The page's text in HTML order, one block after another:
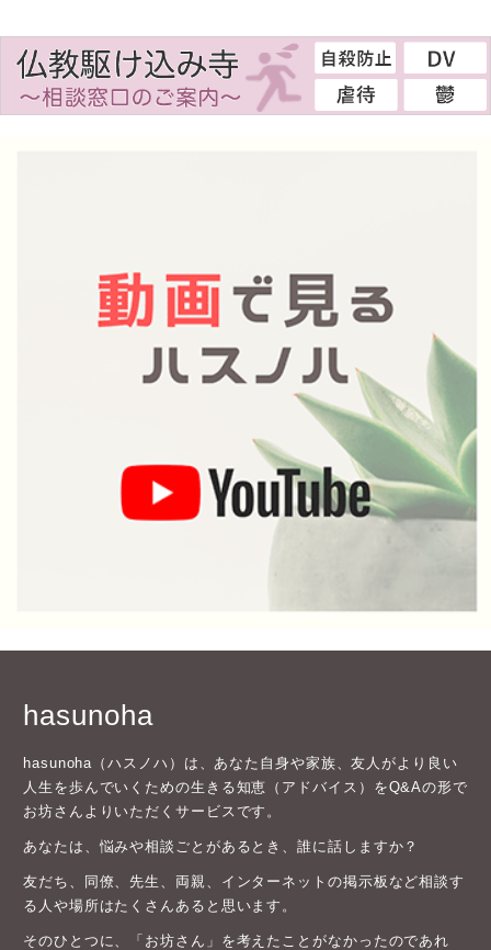
hasunoha
hasunoha（ハスノハ）は、あなた自身や家族、友人がより良い
人生を歩んでいくための生きる知恵（アドバイス）をQ&Aの形で
お坊さんよりいただくサービスです。
あなたは、悩みや相談ごとがあるとき、誰に話しますか？
友だち、同僚、先生、両親、インターネットの掲示板など相談す
る人や場所はたくさんあると思います。
そのひとつに、「お坊さん」を考えたことがなかったのであれ